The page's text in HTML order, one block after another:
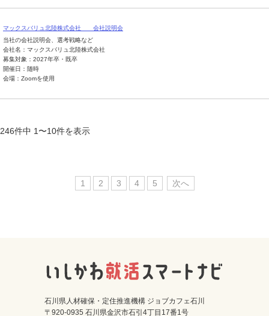
マックスバリュ北陸株式会社 会社説明会
当社の会社説明会、選考戦略など
会社名：マックスバリュ北陸株式会社
募集対象：2027年卒・既卒
開催日：随時
会場：Zoomを使用
246件中 1〜10件を表示
1 2 3 4 5 次へ
石川県人材確保・定住推進機構 ジョブカフェ石川
〒920-0935 石川県金沢市石引4丁目17番1号